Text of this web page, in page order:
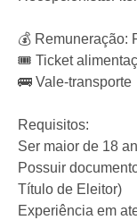
💰 Remuneração:
🎟️ Ticket
🚌 Vale-transporte
Requisitos:
Ser maior de 18
Possuir
Título de Eleitor)
Experiência em